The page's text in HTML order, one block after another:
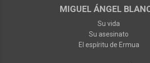
MIGUEL ÁNGEL
Su vida
Su asesinato
El espíritu de Ermua